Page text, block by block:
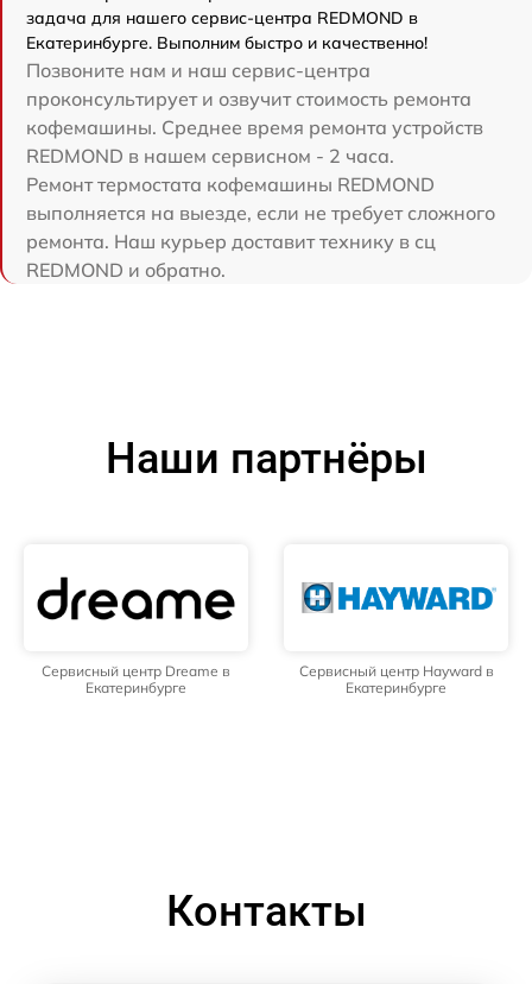
задача для нашего сервис-центра REDMOND в
Екатеринбурге. Выполним быстро и качественно!
Позвоните нам и наш сервис-центра
проконсультирует и озвучит стоимость ремонта
кофемашины. Среднее время ремонта устройств
REDMOND в нашем сервисном - 2 часа.
Ремонт термостата кофемашины REDMOND
выполняется на выезде, если не требует сложного
ремонта. Наш курьер доставит технику в сц
REDMOND и обратно.
Наши партнёры
Сервисный центр Dreame в
Екатеринбурге
Сервисный центр Hayward в
Екатеринбурге
Контакты